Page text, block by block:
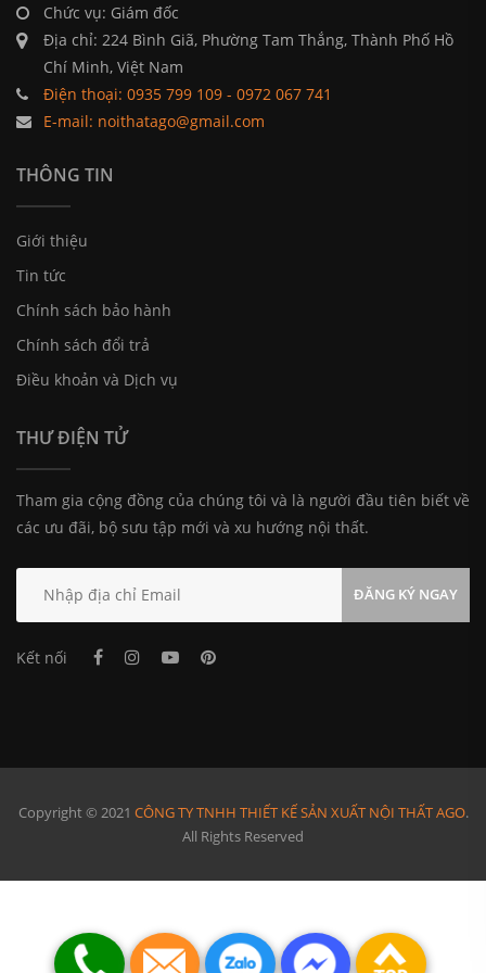
Thiết kế chung cư đơn giản, hiệu quả thẩm mỹ cao
Chức vụ: Giám đốc
Địa chỉ: 224 Bình Giã, Phường Tam Thắng, Thành Phố Hồ
Chí Minh, Việt Nam
Điện thoại: 0935 799 109 - 0972 067 741
E-mail: noithatago@gmail.com
THÔNG TIN
Giới thiệu
Tin tức
Chính sách bảo hành
Chính sách đổi trả
Điều khoản và Dịch vụ
THƯ ĐIỆN TỬ
Tham gia cộng đồng của chúng tôi và là người đầu tiên biết về
các ưu đãi, bộ sưu tập mới và xu hướng nội thất.
ĐĂNG KÝ NGAY
Kết nối
Copyright © 2021 CÔNG TY TNHH THIẾT KẾ SẢN XUẤT NỘI THẤT AGO.
All Rights Reserved